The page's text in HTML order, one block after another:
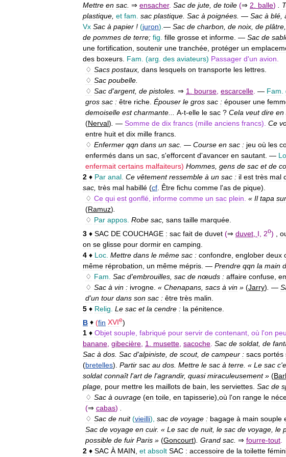
Mettre en sac ⇒ ensacher. Sac de jute de toile (⇒ 2 balle)
plastique et fam sac plastique Sac à poignées — Sac à blé
Vx Sac à papier ! (juron). — Sac de charbon de noix de plâtre
de pommes de terre; fig fille grosse et informe . — Sac de
une fortification soutenir une tranchée protéger un
des boxeurs Fam (arg des aviateurs) Passager d'un avion
♢ Sacs postaux dans lesquels on transporte les lettres
♢ Sac poubelle
♢ Sac d'argent, de pistoles ⇒ 1 bourse escarcelle — Fam
gros sac : être riche Épouser le gros sac : épouser une
demoiselle est charmante A-t-elle le sac ? Cela veut dire en
(Nerval) — Somme de dix francs (mille anciens francs). Ce
entre huit et dix mille francs
♢ Enfermer qqn dans un sac — Course en sac : jeu où les
enfermés dans un sac s'efforcent d'avancer en sautant . —
enfermait certains malfaiteurs) Hommes gens de sac et de
2 ♦ Par anal Ce vêtement ressemble à un sac : il est très mal
sac très mal habillé (cf Être fichu comme l'as de pique).
♢ Ce qui est gonflé informe comme un sac plein « Il tapa sur
(Ramuz)
♢ Par appos Robe sac sans taille marquée
3 ♦ SAC DE COUCHAGE : sac fait de duvet (⇒ duvet I 2o)
on se glisse pour dormir en camping
4 ♦ Loc Mettre dans le même sac : confondre englober deux
même réprobation un même mépris . — Prendre qqn la main
♢ Fam Sac d'embrouilles sac de nœuds : affaire confuse
♢ Sac à vin : ivrogne « Chenapans sacs à vin » (Jarry) —
d'un tour dans son sac : être très malin
5 ♦ Relig Le sac et la cendre : la pénitence
B ♦ (fin XVIe)
1 ♦ Objet souple, fabriqué pour servir de contenant, où l'on
banane, gibecière, 1. musette, sacoche. Sac de soldat, de
Sac à dos. Sac d'alpiniste, de scout, de campeur : sacs portés
(bretelles). Partir sac au dos. Mettre le sac à terre. « Le sac c'
soldat connaît l'art de l'agrandir, quasi miraculeusement» (
plage, pour mettre les maillots de bain, les serviettes. Sac de
♢ Sac à ouvrage (en toile, en tapisserie),où l'on range le
(⇒ cabas) .
♢ Sac de nuit (vieilli), sac de voyage : bagage à main souple
Sac de voyage en cuir. « Le sac de nuit, le sac de voyage, le
possible de fuir Paris » (Goncourt). Grand sac. ⇒ fourre-tout.
2 ♦ SAC À MAIN, et absolt SAC : accessoire de la toilette